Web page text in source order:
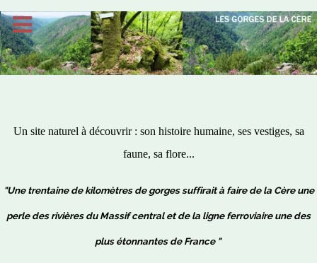
Un site naturel à découvrir : son histoire humaine, ses vestiges, sa
faune, sa flore...
"Une trentaine de kilomètres de gorges suffirait à faire de la Cère une
perle des rivières du Massif central et de la ligne ferroviaire une des
plus étonnantes de France "